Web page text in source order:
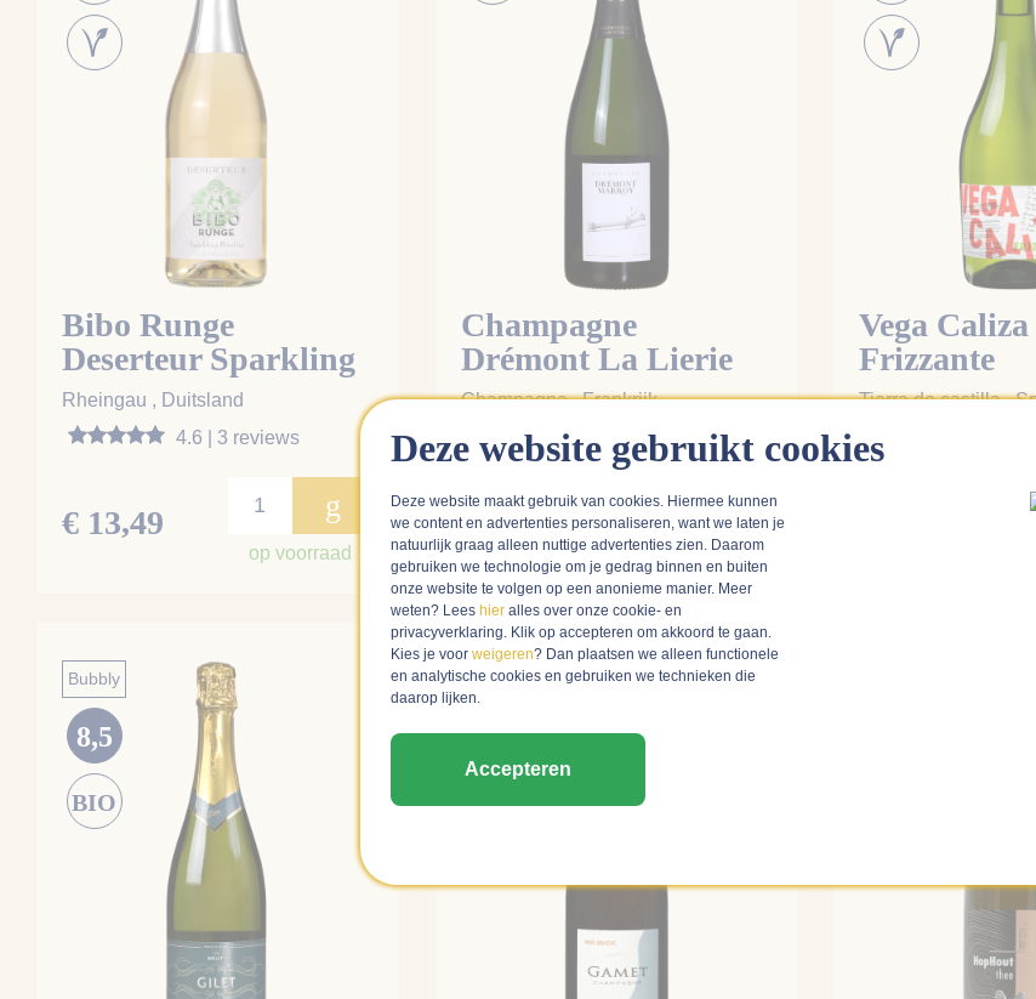
Bibo Runge
Deserteur Sparkling
Alcoholvrije Bubbel
Rheingau , Duitsland
4.6 | 3 reviews
€ 13,49 g
op voorraad
Champagne
Drémont La Lierie
Extra Brut
Champagne , Frankrijk
€ 47,99 g
op voorraad
Vega Caliza
Frizzante
Tierra de castilla ,
Bubbly
8,5
BIO
Bubbly
93
Incl. video
Deze website gebruikt cookies
Deze website maakt gebruik van cookies. Hiermee kunnen
we content en advertenties personaliseren, want we laten je
natuurlijk graag alleen nuttige advertenties zien. Daarom
gebruiken we technologie om je gedrag binnen en buiten
onze website te volgen op een anonieme manier. Meer
weten? Lees hier alles over onze cookie- en
privacyverklaring. Klik op accepteren om akkoord te gaan.
Kies je voor weigeren? Dan plaatsen we alleen functionele
en analytische cookies en gebruiken we technieken die
daarop lijken.
Accepteren